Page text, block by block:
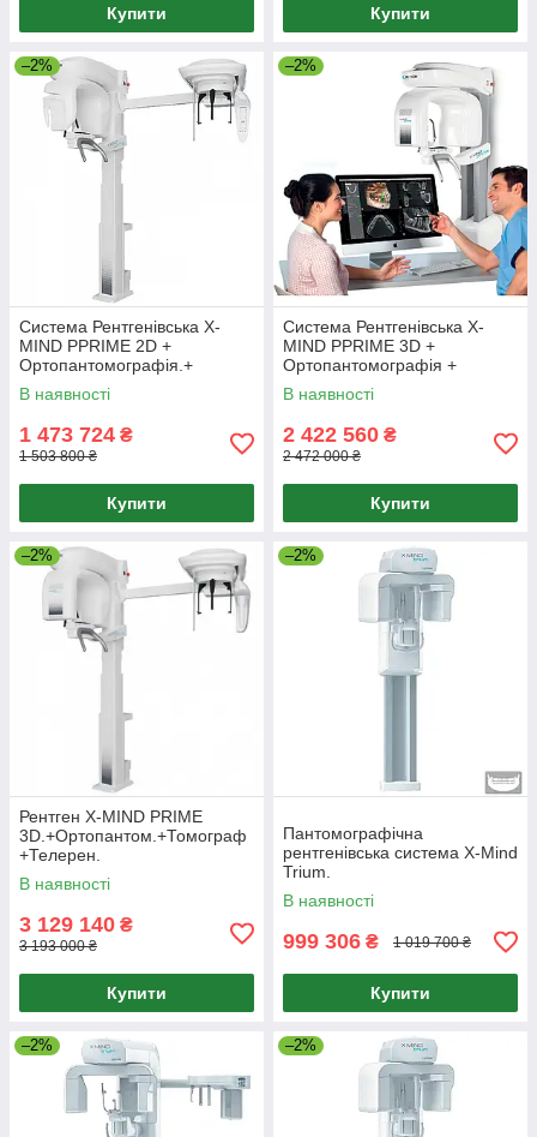
Купити Купити
–2%
Система Рентгенівська X-
MIND PPRIME 2D +
Ортопантомографія.+
Телерентгенографія.
В наявності
1 473 724 ₴
1 503 800 ₴
Купити
–2%
Система Рентгенівська X-
MIND PPRIME 3D +
Ортопантомографія +
Томографія + Монітор.
В наявності
2 422 560 ₴
2 472 000 ₴
Купити
–2%
Рентген Х-MIND PRIME
3D.+Ортопантом.+Томограф
+Телерен.
В наявності
3 129 140 ₴
3 193 000 ₴
Купити
–2%
Пантомографічна
рентгенівська система X-Mind
Trium.
В наявності
999 306 ₴ 1 019 700 ₴
Купити
–2% –2%